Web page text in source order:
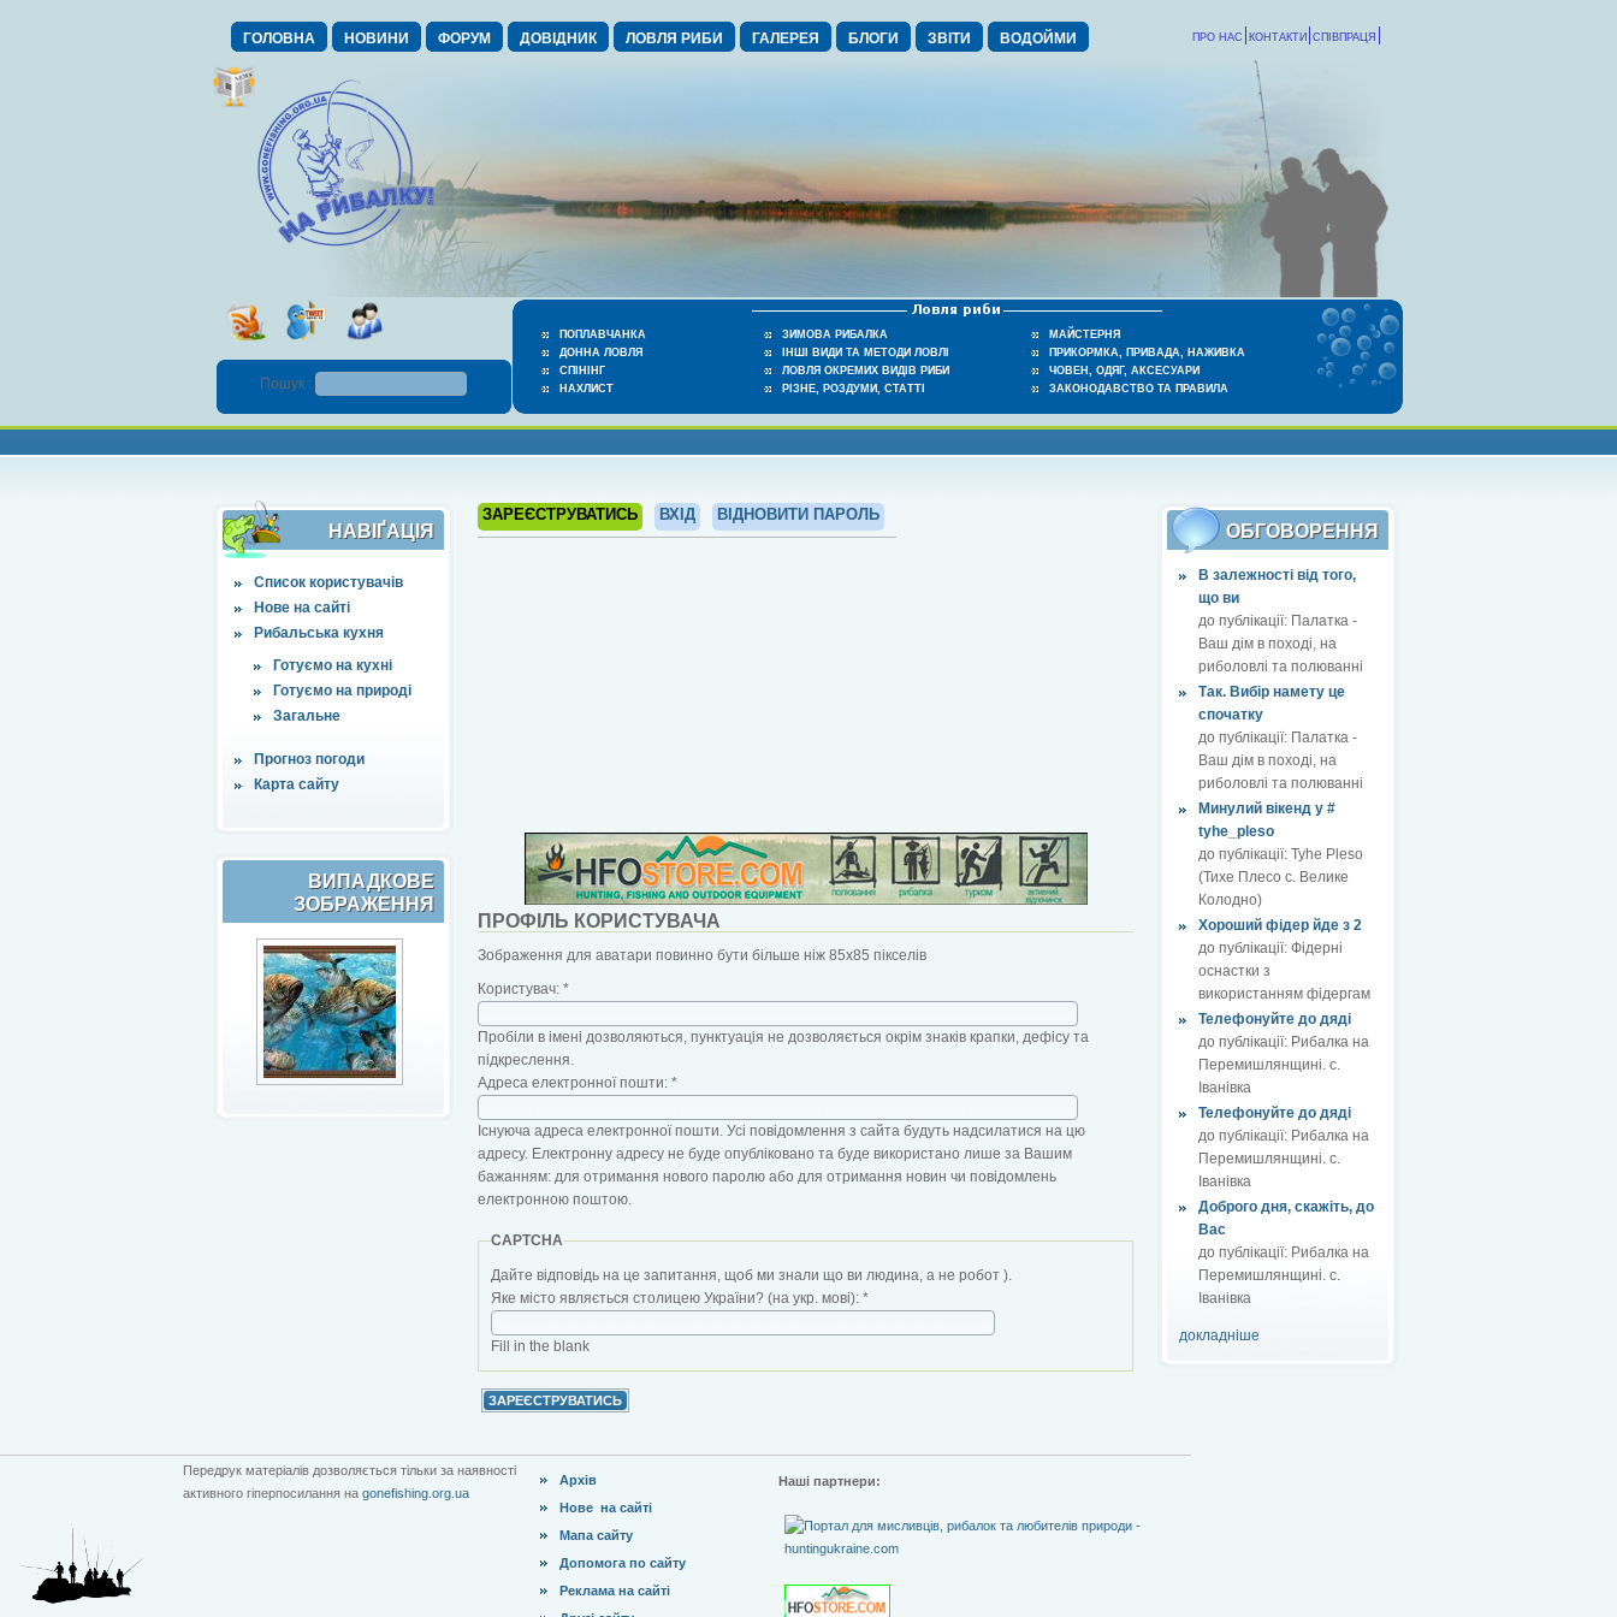
ГОЛОВНА НОВИНИ ФОРУМ ДОВІДНИК ЛОВЛЯ РИБИ ГАЛЕРЕЯ БЛОГИ ЗВІТИ ВОДОЙМИ СПІВПРАЦЯ
КОНТАКТИ
ПРО НАС
ПОПЛАВЧАНКА
ДОННА ЛОВЛЯ
СПІНІНГ
НАХЛИСТ
ЗИМОВА РИБАЛКА
ІНШІ ВИДИ ТА МЕТОДИ ЛОВЛІ
ЛОВЛЯ ОКРЕМИХ ВИДІВ РИБИ
РІЗНЕ, РОЗДУМИ, СТАТТІ
МАЙСТЕРНЯ
ПРИКОРМКА, ПРИВАДА, НАЖИВКА
ЧОВЕН, ОДЯГ, АКСЕСУАРИ
ЗАКОНОДАВСТВО ТА ПРАВИЛА
Пошук :
НАВІҐАЦІЯ
Список користувачів
Нове на сайті
Рибальська кухня
Готуємо на кухні
Готуємо на природі
Загальне
Прогноз погоди
Карта сайту
ВИПАДКОВЕ
ЗОБРАЖЕННЯ
ЗАРЕЄСТРУВАТИСЬ ВХІД ВІДНОВИТИ ПАРОЛЬ
ОБГОВОРЕННЯ
В залежності від того,
що ви
до публікації: Палатка -
Ваш дім в поході, на
риболовлі та полюванні
Так. Вибір намету це
спочатку
до публікації: Палатка -
Ваш дім в поході, на
риболовлі та полюванні
Минулий вікенд у #
tyhe_pleso
до публікації: Tyhe Pleso
(Тихе Плесо с. Велике
Колодно)
Хороший фідер йде з 2
до публікації: Фідерні
оснастки з
використанням фідергам
Телефонуйте до дяді
до публікації: Рибалка на
Перемишлянщині. с.
Іванівка
Телефонуйте до дяді
до публікації: Рибалка на
Перемишлянщині. с.
Іванівка
Доброго дня, скажіть, до
Вас
до публікації: Рибалка на
Перемишлянщині. с.
Іванівка
докладніше
ПРОФІЛЬ КОРИСТУВАЧА
Зображення для аватари повинно бути більше ніж 85x85 пікселів
Користувач: *
Пробіли в імені дозволяються, пунктуація не дозволяється окрім знаків крапки, дефісу та
підкреслення.
Адреса електронної пошти: *
Існуюча адреса електронної пошти. Усі повідомлення з сайта будуть надсилатися на цю
адресу. Електронну адресу не буде опубліковано та буде використано лише за Вашим
бажанням: для отримання нового паролю або для отримання новин чи повідомлень
електронною поштою.
CAPTCHA
Дайте відповідь на це запитання, щоб ми знали що ви людина, а не робот ).
Яке місто являється столицею України? (на укр. мові): *
Fill in the blank
Передрук матеріалів дозволяється тільки за наявності
активного гіперпосилання на gonefishing.org.ua
Архів
Нове на сайті
Мапа сайту
Допомога по сайту
Реклама на сайті
Наші партнери: